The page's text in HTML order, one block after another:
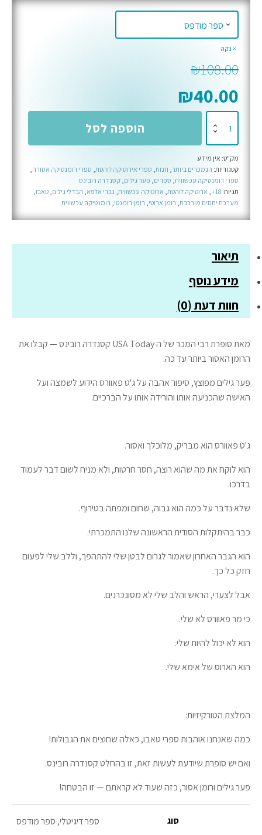
נקה
₪108.00
₪40.00
הוספה לסל
מק"ט: אין מידע
קטגוריות: הנמכרים ביותר, חנות, ספרי אירוטיקה לוהטת, ספרי רומנטיקה אסורה,
ספרי רומנטיקה עכשווית, ספרים, פער גילים, קסנדרה רובינס
תגיות: 18+
, ארוטיקה לוהטת, ארוטיקה עכשווית, גברי אלפא, הבדלי גילים, טאבו,
מערכת יחסים מורכבת, רומן ארוטי, רומן רומנטי, רומנטיקה עכשווית
תיאור
מידע נוסף
חוות דעת (0)
מאת סופרת רבי המכר של ה USA Today קסנדרה רובינס — קבלו את
הרומן האסור ביותר עד כה.
פער גילים מפוצץ, סיפור אהבה על ג'ט פאוורס הידוע לשמצה ועל
האישה שהכניעה אותו והורידה אותו על הברכיים.
ג'ט פאוורס הוא מבריק, מלוכלך ואסור.
הוא לוקח את מה שהוא רוצה, חסר חרטות, ולא מניח לשום דבר לעמוד
בדרכו.
שלא נדבר על כמה הוא גבוה, שחום ומפתה בטירוף.
כבר בהיתקלות הסודית הראשונה שלנו התמכרתי.
הוא הגבר האחרון שאמור לגרום לבטן שלי להתהפך, וללב שלי לפעום
חזק כל כך.
אבל לצערי, הראש והלב שלי לא מסונכרנים.
כי מר פאוורס לא שלי.
הוא לא יכול להיות שלי.
הוא הארוס של אימא שלי.
המלצת הטורקיזיות:
כמה שאנחנו אוהבות ספרי טאבו, כאלה שחוצים את הגבולות!
ואם יש סופרת שיודעת לעשות זאת, זו בהחלט קסנדרה רובינס.
פער גילים ורומן אסור, כזה שעוד לא קראתם — זו הבטחה!
סוג ספר דיגיטלי, ספר מודפס